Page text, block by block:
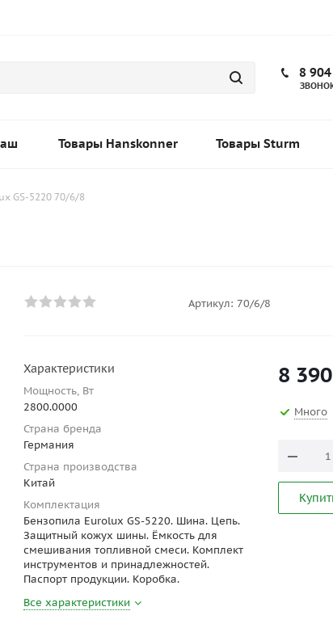
8
Товары Hanskonner Товары Sturm
GS-5220 70/6/8
Артикул: 70/6/8
Характеристики
Мощность, Вт
2800.0000
Страна бренда
Германия
Страна производства
Китай
Комплектация
Бензопила Eurolux GS-5220. Шина. Цепь.
Защитный кожух шины. Ёмкость для
смешивания топливной смеси. Комплект
инструментов и принадлежностей.
Паспорт продукции. Коробка.
Все характеристики
8 390
Много